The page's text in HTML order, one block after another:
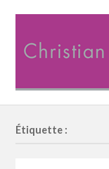
Étiquette :